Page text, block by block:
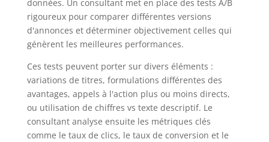
données. Un consultant met en place des tests A/B
rigoureux pour comparer différentes versions
d'annonces et déterminer objectivement celles qui
génèrent les meilleures performances.
Ces tests peuvent porter sur divers éléments :
variations de titres, formulations différentes des
avantages, appels à l'action plus ou moins directs,
ou utilisation de chiffres vs texte descriptif. Le
consultant analyse ensuite les métriques clés
comme le taux de clics, le taux de conversion et le